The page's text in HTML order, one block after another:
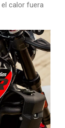
calor fuera